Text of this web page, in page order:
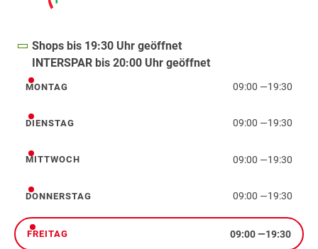
Shops bis 19:30 Uhr geöffnet
INTERSPAR bis 20:00 Uhr geöffnet
Montag
MONTAG 09:00 —19:30
Dienstag
DIENSTAG 09:00 —19:30
Mittwoch
MITTWOCH 09:00 —19:30
Donnerstag
DONNERSTAG 09:00 —19:30
Freitag
FREITAG 09:00—19:30